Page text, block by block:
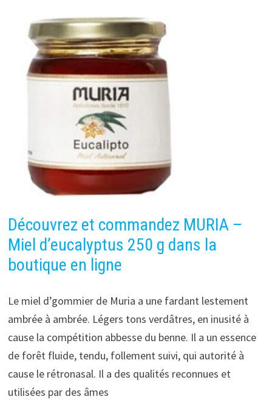
Découvrez et commandez MURIA –
Miel d’eucalyptus 250 g dans la
boutique en ligne
Le miel d’gommier de Muria a une fardant lestement
ambrée à ambrée. Légers tons verdâtres, en inusité à
cause la compétition abbesse du benne. Il a un essence
de forêt fluide, tendu, follement suivi, qui autorité à
cause le rétronasal. Il a des qualités reconnues et
utilisées par des âmes